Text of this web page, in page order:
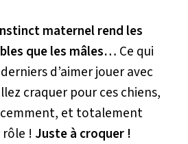
maternel rend les
que les mâles… Ce qui
d’aimer jouer avec
craquer pour ces chiens,
et totalement
! Juste à croquer !